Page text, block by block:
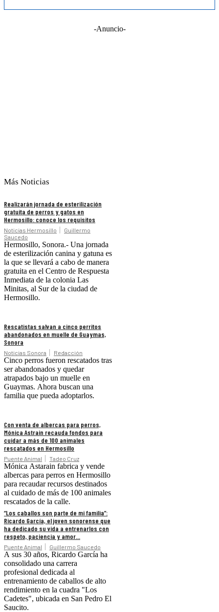
-Anuncio-
Más Noticias
Realizarán jornada de esterilización
gratuita de perros y gatos en
Hermosillo: conoce los requisitos
Noticias Hermosillo
Guillermo
Saucedo
Hermosillo, Sonora.- Una jornada
de esterilización canina y gatuna es
la que se llevará a cabo de manera
gratuita en el Centro de Respuesta
Inmediata de la colonia Las
Minitas, al Sur de la ciudad de
Hermosillo.
Rescatistas salvan a cinco perritos
abandonados en muelle de Guaymas,
Sonora
Noticias Sonora Redacción
Cinco perros fueron rescatados tras
ser abandonados y quedar
atrapados bajo un muelle en
Guaymas. Ahora buscan una
familia que pueda adoptarlos.
Con venta de albercas para perros,
Mónica Astrain recauda fondos para
cuidar a más de 100 animales
rescatados en Hermosillo
Puente Animal Tadeo Cruz
Mónica Astarain fabrica y vende
albercas para perros en Hermosillo
para recaudar recursos destinados
al cuidado de más de 100 animales
rescatados de la calle.
“Los caballos son parte de mi familia”:
Ricardo García, el joven sonorense que
ha dedicado su vida a entrenarlos con
respeto, paciencia y amor...
Puente Animal Guillermo Saucedo
A sus 30 años, Ricardo García ha
consolidado una carrera
profesional dedicada al
entrenamiento de caballos de alto
rendimiento en la cuadra "Los
Cadetes", ubicada en San Pedro El
Saucito.